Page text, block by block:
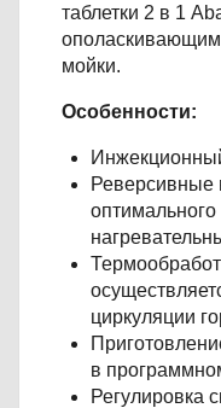
таблетки 2 в 1
мойки.
Особенности:
Реверсивные
циркуляции
в
Регулировка